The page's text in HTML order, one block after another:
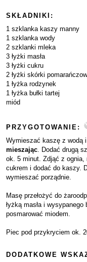
SKŁADNIKI:
1 szklanka kaszy manny
1 szklanka wody
2 szklanki mleka
3 łyżki masła
3 łyżki cukru
2 łyżki skórki
1 łyżka rodzynek
1 łyżka bułki tartej
miód
PRZYGOTOWANIE:
Wymieszać kaszę z wodą
mieszając. Dodać drugą
ok. 5 minut. Zdjąć z ognia,
cukrem i dodać do kaszy.
wymieszać porządnie.
Masę przełożyć do
łyżką masła i
posmarować miodem.
Piec pod przykryciem ok.
DODATKOWE